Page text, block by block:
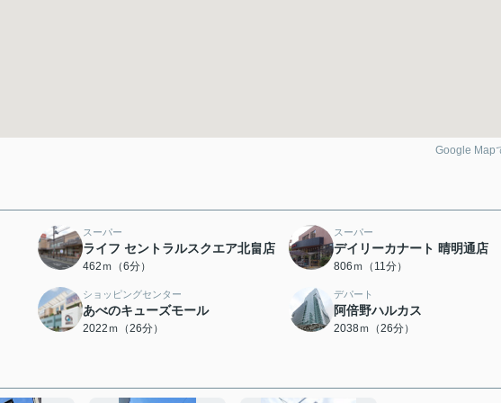
Google Map
スーパー
ライフ セントラルスクエア北畠店
462ｍ（6分）
スーパー
デイリーカナート 晴明通店
806ｍ（11分）
ショッピングセンター
あべのキューズモール
2022ｍ（26分）
デパート
阿倍野ハルカス
2038ｍ（26分）